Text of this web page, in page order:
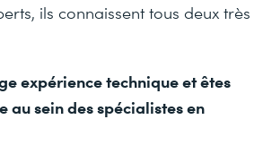
ils connaissent tous deux très
expérience technique et êtes
sein des spécialistes en